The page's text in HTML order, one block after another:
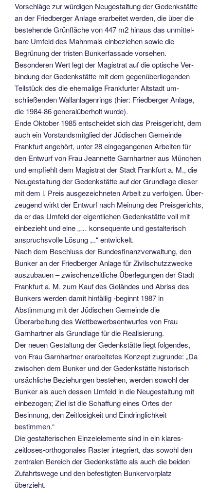
Vorschläge zur wür­digen Neugestaltung der Gedenkstätte
an der Friedberger Anlage erarbeitet werden, die über die
bestehende Grün­fläche von 447 m2 hinaus das unmittel­
bare Umfeld des Mahnmals einbeziehen sowie die
Begrünung der tristen Bun­kerfassade vorsehen.
Besonderen Wert legt der Magistrat auf die optische Ver­
bindung der Gedenkstätte mit dem ge­genüberliegenden
Teilstück des die ehemalige Frankfurter Altstadt um­
schließenden Wallanlagenrings (hier: Friedberger Anlage,
die 1984-86 ge­neralüberholt wurde).
Ende Oktober 1985 entscheidet sich das Preisgericht, dem
auch ein Vorstandsmitglied der Jüdischen Ge­meinde
Frankfurt angehört, unter 28 eingegangenen Arbeiten für
den Ent­wurf von Frau Jeannette Garnhartner aus München
und empfiehlt dem Magi­strat der Stadt Frankfurt a. M., die
Neu­gestaltung der Gedenkstätte auf der Grundlage dieser
mit dem l. Preis aus­gezeichneten Arbeit zu verfolgen. Über­
zeugend wirkt der Entwurf nach Mei­nung des Preisgerichts,
da er das Umfeld der eigentlichen Gedenkstätte voll mit
einbezieht und eine „… konse­quente und gestalterisch
anspruchs­volle Lösung ,..“ entwickelt.
Nach dem Beschluss der Bundesfinanzverwaltung, den
Bunker an der Friedberger Anlage für Zivilschutz­zwecke
auszubauen – zwischenzeitli­che Überlegungen der Stadt
Frankfurt a. M. zum Kauf des Geländes und Abriss des
Bunkers werden damit hinfällig -beginnt 1987 in
Abstimmung mit der Jüdischen Gemeinde die
Überarbeitung des Wettbewerbsentwurfes von Frau
Garnhartner als Grundlage für die Rea­lisierung.
Der neuen Gestaltung der Gedenk­stätte liegt folgendes,
von Frau Garn­hartner erarbeitetes Konzept zugrunde: „Da
zwischen dem Bun­ker und der Gedenkstätte historisch
ursächliche Beziehungen bestehen, werden sowohl der
Bunker als auch dessen Umfeld in die Neugestaltung mit
einbezogen; Ziel ist die Schaffung eines Ortes der
Besinnung, den Zeitlosigkeit und Eindringlichkeit
bestimmen.“
Die gestalterischen Einzelelemen­te sind in ein klares-
zeitloses-orthogonales Raster integriert, das sowohl den
zentralen Bereich der Gedenkstätte als auch die beiden
Zufahrtswege und den befestigten Bunkervorplatz
überzieht.